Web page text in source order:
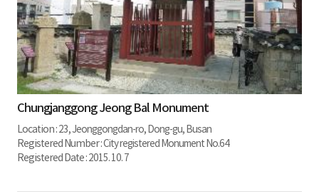
Chungjanggong Jeong Bal Monument
Location :23, Jeonggongdan-ro, Dong-gu, Busan
Registered Number :City registered Monument No.64
Registered Date :2015. 10. 7